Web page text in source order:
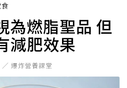
為燃脂聖品 但
減肥效果
／ 爆炸營養課堂